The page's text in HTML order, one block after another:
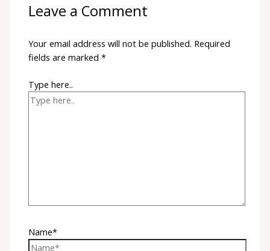
Leave a Comment
Your email address will not be published. Required
fields are marked*
Type here..
Name*